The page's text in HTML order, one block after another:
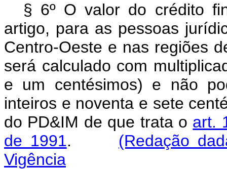
§ 6º O valor do crédito
artigo, para as pessoas
Centro-Oeste e nas regiões
será calculado com
e um centésimos) e não
inteiros e noventa e sete
do PD&IM de que trata o art.
de 1991. (Redação
Vigência